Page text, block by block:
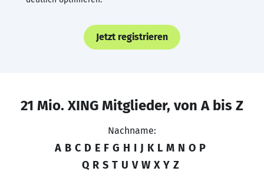
Jetzt registrieren
21 Mio. XING Mitglieder, von A bis Z
Nachname:
A B C D E F G H I J K L M N O P
Q R S T U V W X Y Z